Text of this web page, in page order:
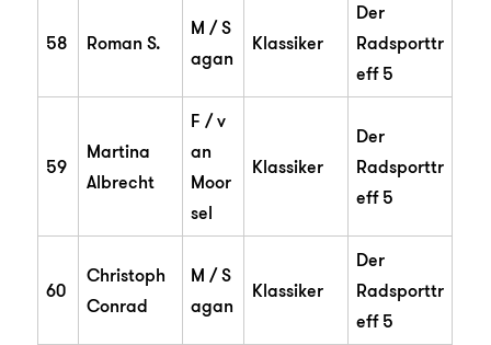
58 Roman S.
M / S
agan
Klassiker
Der
Radsporttr
eff 5
59
Martina
Albrecht
F / v
an
Moor
sel
Klassiker
Der
Radsporttr
eff 5
60
Christoph
Conrad
M / S
agan
Klassiker
Der
Radsporttr
eff 5